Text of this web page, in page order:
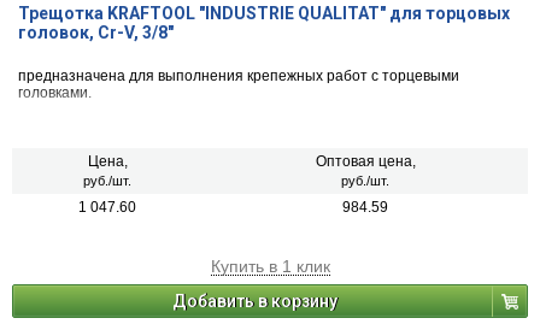
Трещотка KRAFTOOL "INDUSTRIE QUALITAT" для торцовых
головок, Cr-V, 3/8"
предназначена для выполнения крепежных работ с торцевыми
головками.
Цена,
руб./шт.
Оптовая цена,
руб./шт.
1 047.60 984.59
Купить в 1 клик
Добавить в корзину